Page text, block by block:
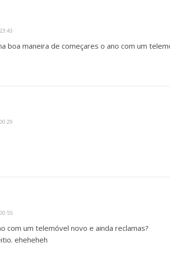
boa maneira de começares o ano com um
com um telemóvel novo e ainda reclamas?
eheheheh